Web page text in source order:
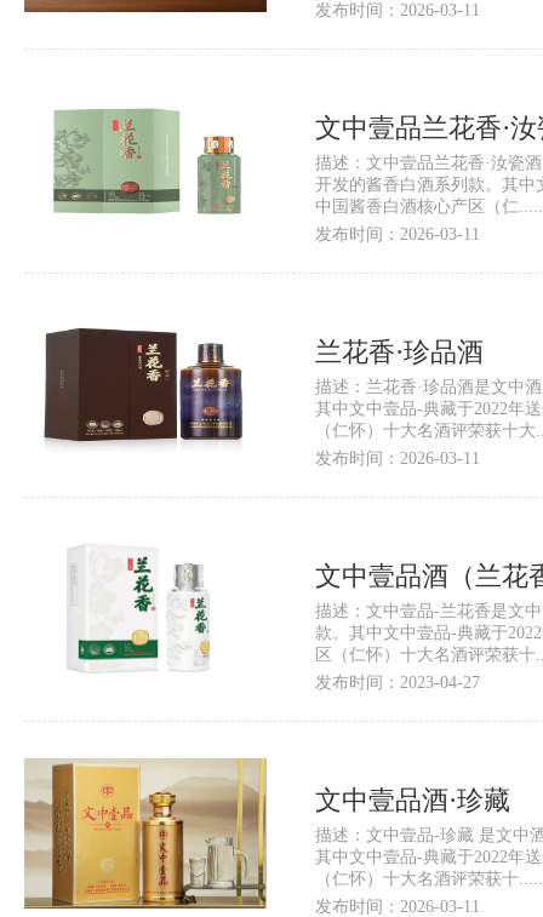
发布时间：2026-03-11
文中壹品兰花香·
酒）
描述：文中壹品兰花香·汝瓷
开发的酱香白酒系列款。其中
中国酱香白酒核心产区（仁
发布时间：2026-03-11
兰花香·珍品酒
描述：兰花香·珍品酒是文中
其中文中壹品-典藏于2022年
（仁怀）十大名酒评荣获十大
发布时间：2026-03-11
文中壹品酒（兰花
描述：文中壹品-兰花香是文
款。其中文中壹品-典藏于
区（仁怀）十大名酒评荣获十
发布时间：2023-04-27
文中壹品酒·珍藏
描述：文中壹品-珍藏 是文中
其中文中壹品-典藏于2022年
（仁怀）十大名酒评荣获十
发布时间：2026-03-11